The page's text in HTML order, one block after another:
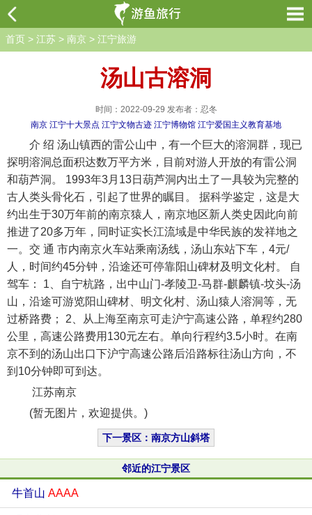
首页 > 江苏 > 南京 > 江宁旅游
汤山古溶洞
时间：2022-09-29 发布者：忍冬
南京 江宁十大景点 江宁文物古迹 江宁博物馆 江宁爱国主义教育基地
介 绍 汤山镇西的雷公山中，有一个巨大的溶洞群，现已
探明溶洞总面积达数万平方米，目前对游人开放的有雷公洞
和葫芦洞。 1993年3月13日葫芦洞内出土了一具较为完整的
古人类头骨化石，引起了世界的瞩目。 据科学鉴定，这是大
约出生于30万年前的南京猿人，南京地区新人类史因此向前
推进了20多万年，同时证实长江流域是中华民族的发祥地之
一。交 通 市内南京火车站乘南汤线，汤山东站下车，4元/
人，时间约45分钟，沿途还可停靠阳山碑材及明文化村。 自
驾车： 1、自宁杭路，出中山门-孝陵卫-马群-麒麟镇-坟头-汤
山，沿途可游览阳山碑材、明文化村、汤山猿人溶洞等，无
过桥路费； 2、从上海至南京可走沪宁高速公路，单程约280
公里，高速公路费用130元左右。单向行程约3.5小时。在南
京不到的汤山出口下沪宁高速公路后沿路标往汤山方向，不
到10分钟即可到达。
江苏南京
(暂无图片，欢迎提供。)
下一景区：南京方山斜塔
邻近的江宁景区
牛首山 AAAA